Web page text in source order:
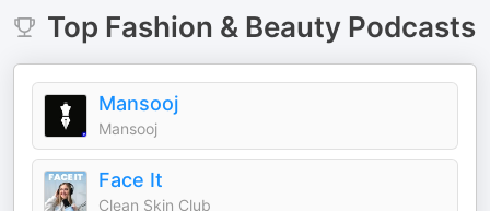
Top Fashion & BeautyPodcasts
Mansooj
Mansooj
Face It
Clean Skin Club